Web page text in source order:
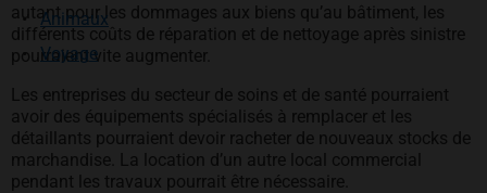
Animaux
Voyage
autant pour les dommages aux biens qu’au bâtiment, les
différents coûts de réparation et de nettoyage après sinistre
pourraient vite augmenter.
Les entreprises du secteur de soins et de santé pourraient
avoir des équipements spécialisés à remplacer et les
détaillants pourraient devoir racheter de nouveaux stocks de
marchandise. La location d’un autre local commercial
pendant les travaux pourrait être nécessaire.